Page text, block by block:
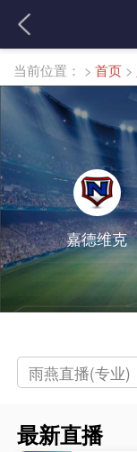
当前位置： > 首页 >
嘉德维克
雨燕直播(专业)
最新直播